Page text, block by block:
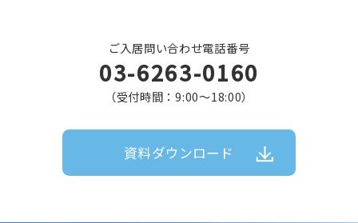
ご入居問い合わせ電話番号
03-6263-0160
（受付時間：9:00〜18:00）
資料ダウンロード